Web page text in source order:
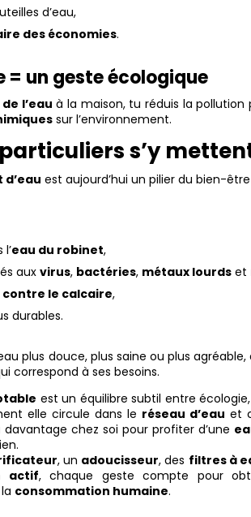
d’eau,
des économies.
= un geste écologique
l’eau à la maison, tu réduis la pollution
sur l’environnement.
s’y
est aujourd’hui un pilier du bien-être
eau du robinet,
auxvirus, bactéries, métaux lourds et
contre le calcaire,
durables.
plus douce, plus saine ou plus
correspond à ses besoins.
est un équilibre subtil entre
elle circule dans le réseau d’eau et
davantage chez soi pour profiter d’une
, un adoucisseur, des filtres à
actif, chaque geste compte pour
consommation humaine.